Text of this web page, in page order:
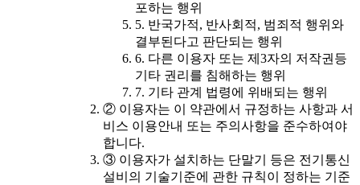
포하는 행위
5. 반국가적, 반사회적, 범죄적 행위와
결부된다고 판단되는 행위
6. 다른 이용자 또는 제3자의 저작권등
기타 권리를 침해하는 행위
7. 기타 관계 법령에 위배되는 행위
② 이용자는 이 약관에서 규정하는 사항과 서
비스 이용안내 또는 주의사항을 준수하여야
합니다.
③ 이용자가 설치하는 단말기 등은 전기통신
설비의 기술기준에 관한 규칙이 정하는 기준